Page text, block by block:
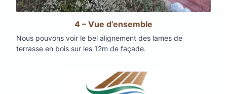
4 – Vue d’ensemble
Nous pouvons voir le bel alignement des lames de
terrasse en bois sur les 12m de façade.